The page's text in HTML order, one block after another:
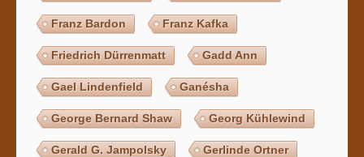
Franz Bardon Franz Kafka
Friedrich Dürrenmatt Gadd Ann
Gael Lindenfield Ganésha
George Bernard Shaw Georg Kühlewind
Gerald G. Jampolsky Gerlinde Ortner